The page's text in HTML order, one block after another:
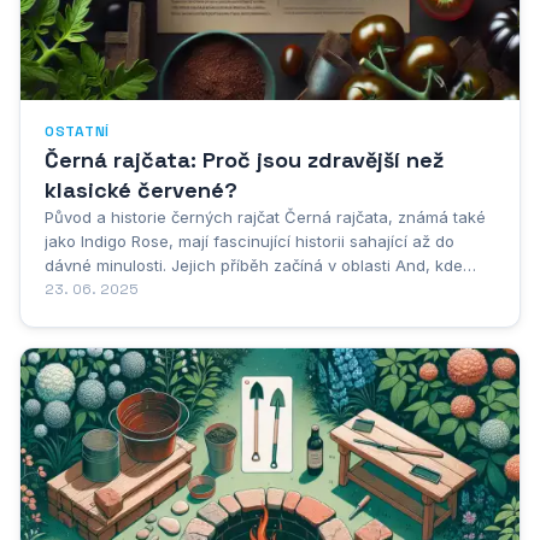
OSTATNÍ
Černá rajčata: Proč jsou zdravější než
klasické červené?
Původ a historie černých rajčat Černá rajčata, známá také
jako Indigo Rose, mají fascinující historii sahající až do
dávné minulosti. Jejich příběh začíná v oblasti And, kde
původní divoké druhy rajčat obsahovaly vysoké množství
23. 06. 2025